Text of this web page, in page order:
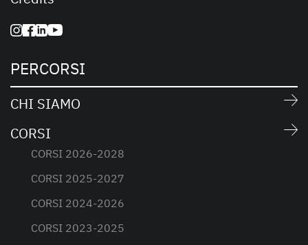
PERCORSI
CHI SIAMO
CORSI
CORSI 2026-2028
CORSI 2025-2027
CORSI 2024-2026
CORSI 2023-2025